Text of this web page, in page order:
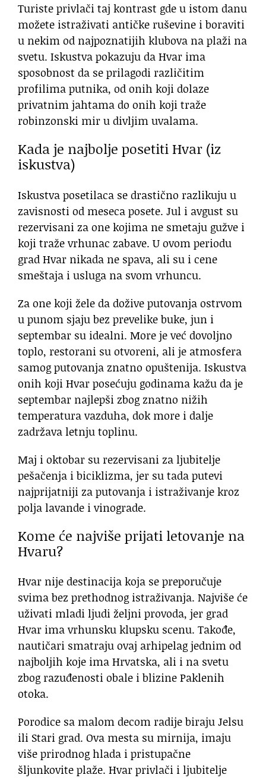
Turiste privlači taj kontrast gde u istom danu
možete istraživati antičke ruševine i boraviti
u nekim od najpoznatijih klubova na plaži na
svetu. Iskustva pokazuju da Hvar ima
sposobnost da se prilagodi različitim
profilima putnika, od onih koji dolaze
privatnim jahtama do onih koji traže
robinzonski mir u divljim uvalama.
Kada je najbolje posetiti Hvar (iz
iskustva)
Iskustva posetilaca se drastično razlikuju u
zavisnosti od meseca posete. Jul i avgust su
rezervisani za one kojima ne smetaju gužve i
koji traže vrhunac zabave. U ovom periodu
grad Hvar nikada ne spava, ali su i cene
smeštaja i usluga na svom vrhuncu.
Za one koji žele da dožive putovanja ostrvom
u punom sjaju bez prevelike buke, jun i
septembar su idealni. More je već dovoljno
toplo, restorani su otvoreni, ali je atmosfera
samog putovanja znatno opuštenija. Iskustva
onih koji Hvar posećuju godinama kažu da je
septembar najlepši zbog znatno nižih
temperatura vazduha, dok more i dalje
zadržava letnju toplinu.
Maj i oktobar su rezervisani za ljubitelje
pešačenja i biciklizma, jer su tada putevi
najprijatniji za putovanja i istraživanje kroz
polja lavande i vinograde.
Kome će najviše prijati letovanje na
Hvaru?
Hvar nije destinacija koja se preporučuje
svima bez prethodnog istraživanja. Najviše će
uživati mladi ljudi željni provoda, jer grad
Hvar ima vrhunsku klupsku scenu. Takođe,
nautičari smatraju ovaj arhipelag jednim od
najboljih koje ima Hrvatska, ali i na svetu
zbog razuđenosti obale i blizine Paklenih
otoka.
Porodice sa malom decom radije biraju Jelsu
ili Stari grad. Ova mesta su mirnija, imaju
više prirodnog hlada i pristupačne
šljunkovite plaže. Hvar privlači i ljubitelje